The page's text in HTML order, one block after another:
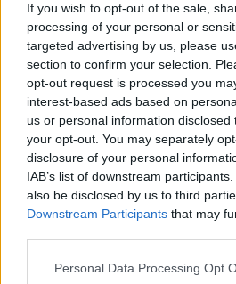
If you wish to opt-out of the sale,
processing of your personal or
targeted advertising by us, please
section to confirm your selection.
opt-out request is processed you
interest-based ads based on
us or personal information
your opt-out. You may separately
disclosure of your personal
IAB’s list of downstream
also be disclosed by us to third
Downstream Participants that may
Personal Data Processing Opt
Biden: el inesperado
revolución
Por Juan Antonio Sacaluga
Más artículos de este autor
jueves, 8 de abril de 2021